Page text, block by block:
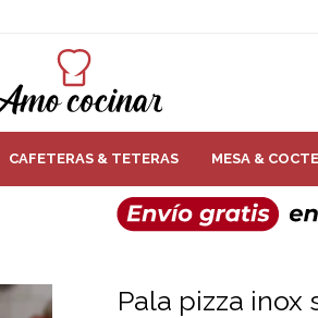
CAFETERAS & TETERAS MESA &
Pala pizza inox